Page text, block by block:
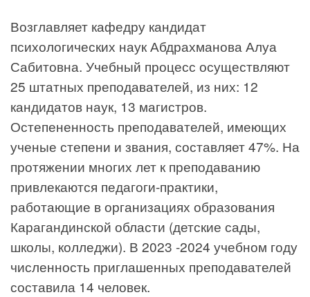
Возглавляет кафедру кандидат
психологических наук Абдрахманова Алуа
Сабитовна. Учебный процесс осуществляют
25 штатных преподавателей, из них: 12
кандидатов наук, 13 магистров.
Остепененность преподавателей, имеющих
ученые степени и звания, составляет 47%. На
протяжении многих лет к преподаванию
привлекаются педагоги-практики,
работающие в организациях образования
Карагандинской области (детские сады,
школы, колледжи). В 2023 -2024 учебном году
численность приглашенных преподавателей
составила 14 человек.